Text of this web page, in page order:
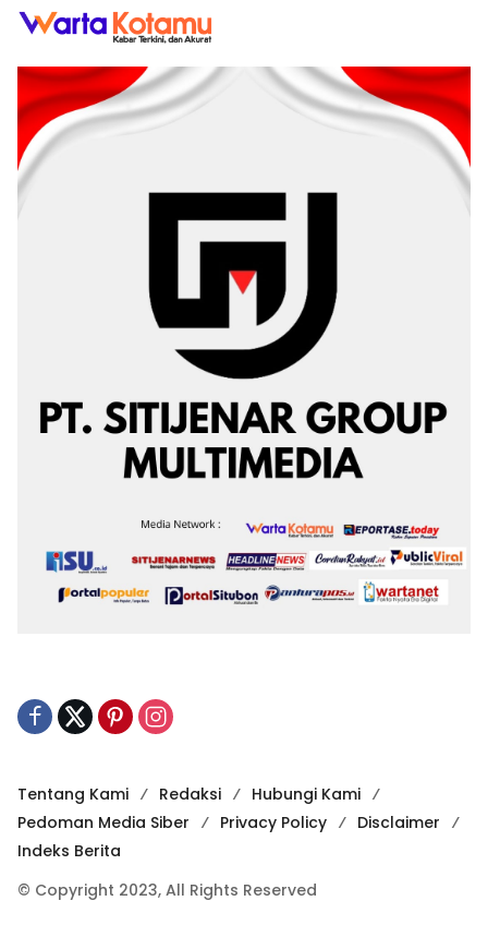
Tentang Kami Redaksi
Hubungi Kami
Pedoman Media Siber
Privacy Policy
Disclaimer
Indeks Berita
© Copyright 2023, All Rights Reserved